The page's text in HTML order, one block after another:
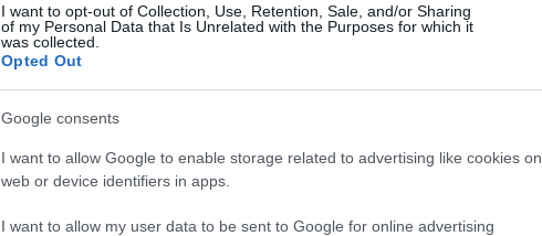
I want to opt-out of Collection, Use, Retention, Sale, and/or Sharing
of my Personal Data that Is Unrelated with the Purposes for which it
was collected.
Opted Out
Google consents
I want to allow Google to enable storage related to advertising like cookies on
web or device identifiers in apps.
I want to allow my user data to be sent to Google for online advertising